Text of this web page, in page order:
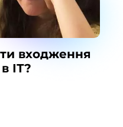
входження
ІТ?